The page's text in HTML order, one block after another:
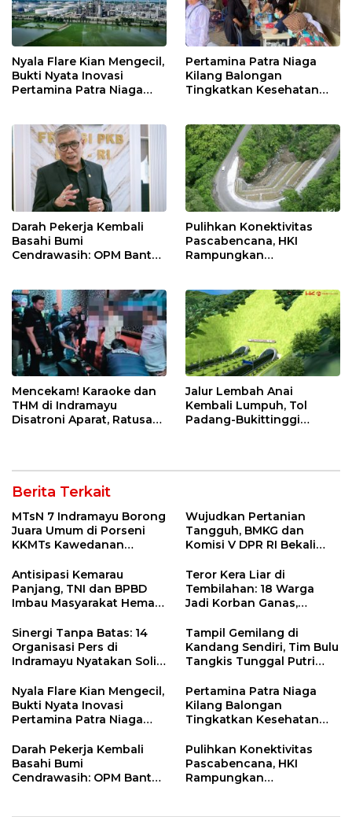
Nyala Flare Kian Mengecil,
Bukti Nyata Inovasi
Pertamina Patra Niaga
Pertamina Patra Niaga
Kilang Balongan
Tingkatkan Kesehatan
Rutin dan Edukasi
Perawatan Gigi
Darah Pekerja Kembali
Basahi Bumi
Cendrawasih: OPM Bantai
Pulihkan Konektivitas
Pascabencana, HKI
Rampungkan
Mencekam! Karaoke dan
THM di Indramayu
Disatroni Aparat, Ratusan
Jalur Lembah Anai
Kembali Lumpuh, Tol
Padang-Bukittinggi
Berita Terkait
MTsN 7 Indramayu Borong
Juara Umum di Porseni
KKMTs Kawedanan
Wujudkan Pertanian
Tangguh, BMKG dan
Komisi V DPR RI Bekali
Sekolah Lapang Iklim
Antisipasi Kemarau
Panjang, TNI dan BPBD
Imbau Masyarakat Hemat
Kebakaran
Teror Kera Liar di
Tembilahan: 18 Warga
Jadi Korban Ganas,
12 Jahitan!
Sinergi Tanpa Batas: 14
Organisasi Pers di
Indramayu Nyatakan Solid
Tampil Gemilang di
Kandang Sendiri, Tim Bulu
Tangkis Tunggal Putri
Juara Porseni KKMTs
Jatibarang 2026
Nyala Flare Kian Mengecil,
Bukti Nyata Inovasi
Pertamina Patra Niaga
Net Zero Emission 2060
Pertamina Patra Niaga
Kilang Balongan
Tingkatkan Kesehatan
Pemeriksaan Kesehatan
Rutin dan Edukasi
Perawatan Gigi
Darah Pekerja Kembali
Basahi Bumi
Cendrawasih: OPM Bantai
Pulihkan Konektivitas
Pascabencana, HKI
Rampungkan